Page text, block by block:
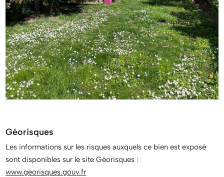
Géorisques
Les informations sur les risques auxquels ce bien est exposé
sont disponibles sur le site Géorisques :
www.georisques.gouv.fr